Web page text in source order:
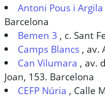
Antoni Pous i Argila
Barcelona
Bemen 3 , c. Sant
Camps Blancs , av.
Can Vilumara , av.
Joan, 153. Barcelona
CEFP Núria , Calle